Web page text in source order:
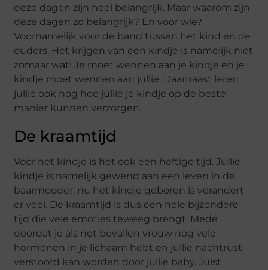
deze dagen zijn heel belangrijk. Maar waarom zijn
deze dagen zo belangrijk? En voor wie?
Voornamelijk voor de band tussen het kind en de
ouders. Het krijgen van een kindje is namelijk niet
zomaar wat! Je moet wennen aan je kindje en je
kindje moet wennen aan jullie. Daarnaast leren
jullie ook nog hoe jullie je kindje op de beste
manier kunnen verzorgen.
De kraamtijd
Voor het kindje is het ook een heftige tijd. Jullie
kindje is namelijk gewend aan een leven in de
baarmoeder, nu het kindje geboren is verandert
er veel. De kraamtijd is dus een hele bijzondere
tijd die vele emoties teweeg brengt. Mede
doordat je als net bevallen vrouw nog vele
hormonen in je lichaam hebt en jullie nachtrust
verstoord kan worden door jullie baby. Juist